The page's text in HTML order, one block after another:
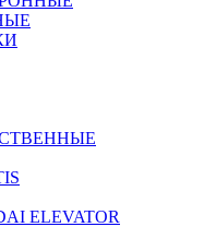
ELEVATOR